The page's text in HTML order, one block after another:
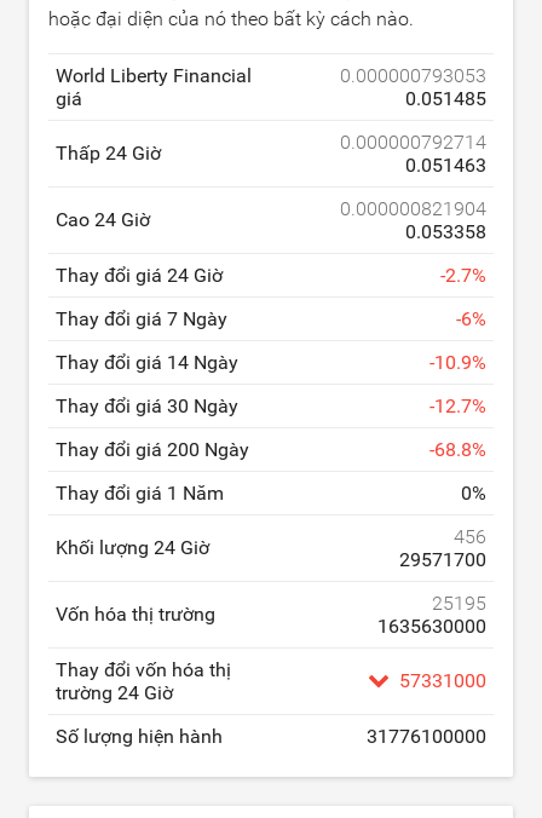
hoặc đại diện của nó theo bất kỳ cách nào.
World Liberty Financial
giá
0.000000793053
0.051485
Thấp 24 Giờ
0.000000792714
0.051463
Cao 24 Giờ
0.000000821904
0.053358
Thay đổi giá 24 Giờ
-2.7%
Thay đổi giá 7 Ngày
-6%
Thay đổi giá 14 Ngày
-10.9%
Thay đổi giá 30 Ngày
-12.7%
Thay đổi giá 200 Ngày
-68.8%
Thay đổi giá 1 Năm
0%
Khối lượng 24 Giờ
456
29571700
Vốn hóa thị trường
25195
1635630000
Thay đổi vốn hóa thị
trường 24 Giờ
57331000
Số lượng hiện hành 31776100000